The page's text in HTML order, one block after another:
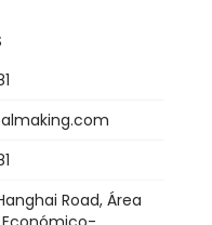
Road, Área